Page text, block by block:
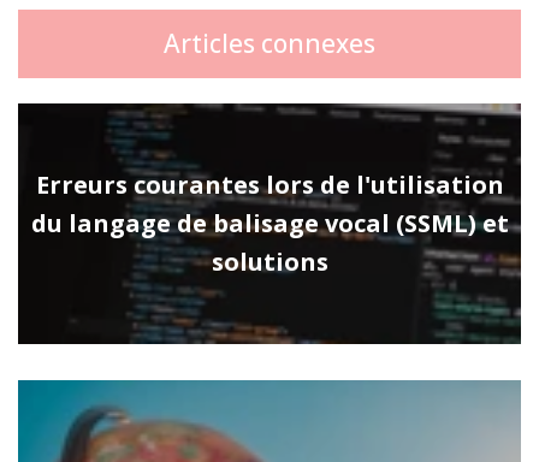
Articles connexes
Erreurs courantes lors de l'utilisation
du langage de balisage vocal (SSML) et
solutions